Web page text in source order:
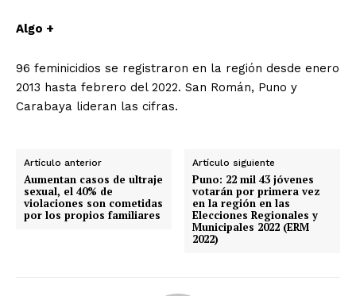
Algo +
96 feminicidios se registraron en la región desde enero
2013 hasta febrero del 2022. San Román, Puno y
Carabaya lideran las cifras.
Artículo anterior
Aumentan casos de ultraje
sexual, el 40% de
violaciones son cometidas
por los propios familiares
Artículo siguiente
Puno: 22 mil 43 jóvenes
votarán por primera vez
en la región en las
Elecciones Regionales y
Municipales 2022 (ERM
2022)